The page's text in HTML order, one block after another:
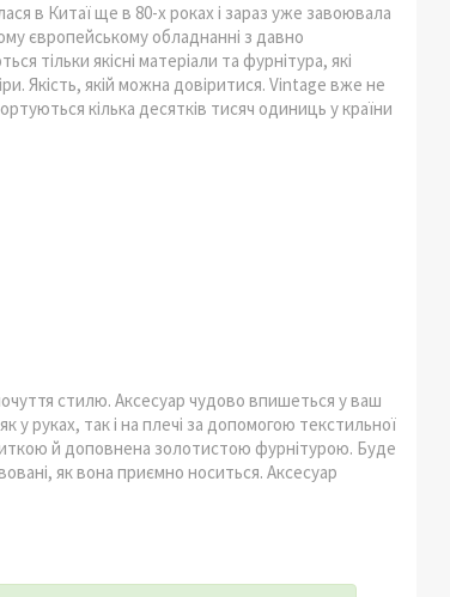
в Китаї ще в 80-х роках і зараз уже завоювала
європейському обладнанні з давно
тільки якісні матеріали та фурнітура, які
Якість, якій можна довіритися. Vintage вже не
кілька десятків тисяч одиниць у країни
стилю. Аксесуар чудово впишеться у ваш
у руках, так і на плечі за допомогою текстильної
й доповнена золотистою фурнітурою. Буде
як вона приємно носиться. Аксесуар